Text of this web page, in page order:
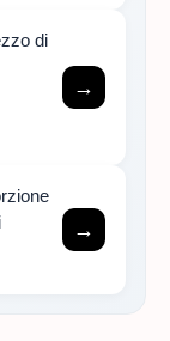
di
→
→